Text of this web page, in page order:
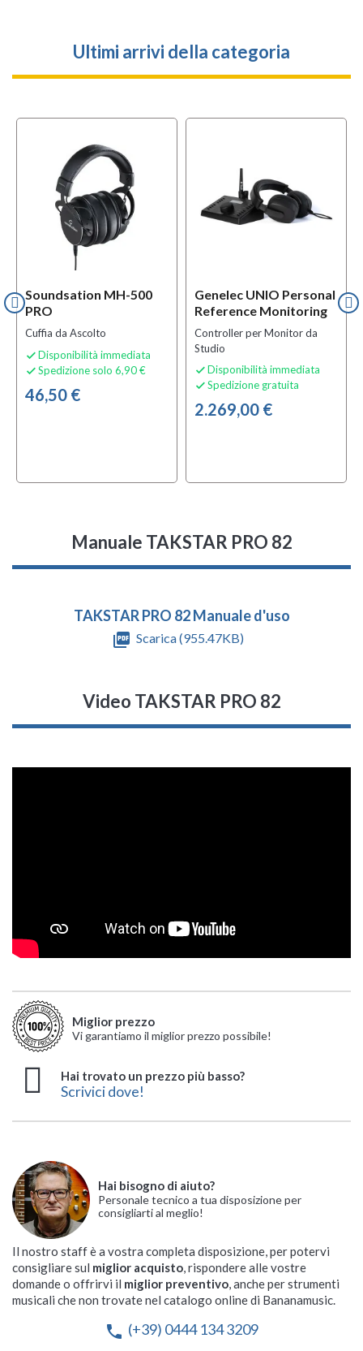
Ultimi arrivi della categoria
Soundsation MH-500
PRO
Cuffia da Ascolto
 Disponibilità immediata
 Spedizione solo 6,90 €
46,50 €
Genelec UNIO Personal
Reference Monitoring
Controller per Monitor da
Studio
 Disponibilità immediata
 Spedizione gratuita
2.269,00 €
Manuale TAKSTAR PRO 82
TAKSTAR PRO 82 Manuale d'uso
picture_as_pdf Scarica (955.47KB)
Video TAKSTAR PRO 82
Miglior prezzo
Vi garantiamo il miglior prezzo possibile!
Hai trovato un prezzo più basso?
Scrivici dove!
Hai bisogno di aiuto?
Personale tecnico a tua disposizione per
consigliarti al meglio!
Il nostro staff è a vostra completa disposizione, per potervi
consigliare sul miglior acquisto, rispondere alle vostre
domande o offrirvi il miglior preventivo, anche per strumenti
musicali che non trovate nel catalogo online di Bananamusic.
phone (+39) 0444 134 3209